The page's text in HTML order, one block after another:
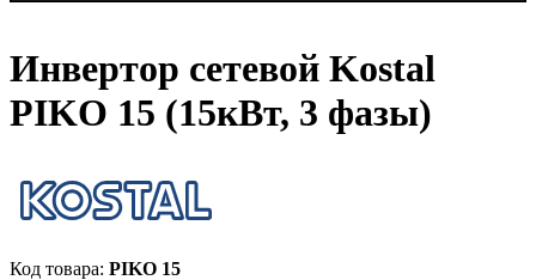
Инвертор сетевой Kostal
PIKO 15 (15кВт, 3 фазы)
PIKO 15